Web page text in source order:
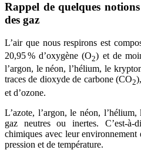
Rappel de quelques
des gaz
L’air que nous respirons est
20,95 % d’oxygène (O2) et de
l’argon, le néon, l’hélium, le
traces de dioxyde de carbone (CO2
et d’ozone.
L’azote, l’argon, le néon,
gaz neutres ou inertes. C’est-à-
chimiques avec leur environnement
pression et de température.